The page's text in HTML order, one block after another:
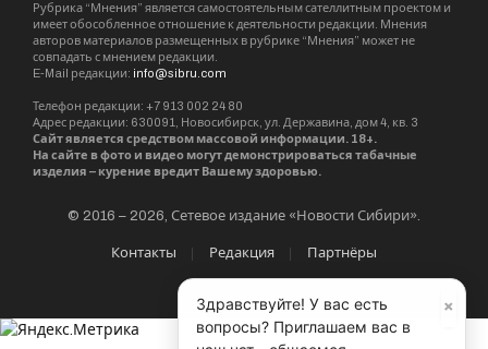
Рубрика “Мнения” является самостоятельным сателлитным проектом и
имеет обособленное отношение к деятельности редакции. Мнения
авторов материалов размещенных в рубрике “Мнения” может не
совпадать с мнением редакции.
E-Mail редакции: info@sibru.com
Телефон редакции: +7 913 002 24 80
Адрес редакции: 630091, Новосибирск, ул. Державина, дом 4, кв. 3
Сайт является средством массовой информации. 18+.
На сайте в фото и видео могут демонстрироваться табачные
изделия – курение вредит Вашему здоровью.
© 2016 – 2026, Сетевое издание «Новости Сибири».
Контакты Редакция Партнёры
×
Здравствуйте! У вас есть
вопросы? Приглашаем вас в